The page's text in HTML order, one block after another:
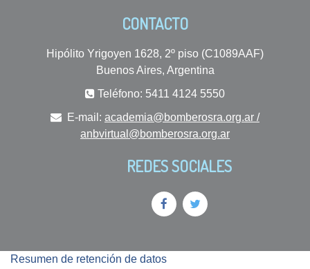
CONTACTO
Hipólito Yrigoyen 1628, 2º piso (C1089AAF)
Buenos Aires, Argentina
Teléfono: 5411 4124 5550
E-mail: academia@bomberosra.org.ar /
anbvirtual@bomberosra.org.ar
REDES SOCIALES
Resumen de retención de datos